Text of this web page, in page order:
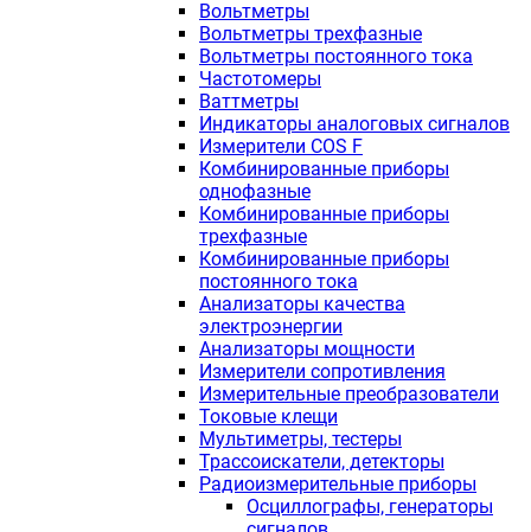
Вольтметры
Вольтметры трехфазные
Вольтметры постоянного тока
Частотомеры
Ваттметры
Индикаторы аналоговых сигналов
Измерители COS F
Комбинированные приборы
однофазные
Комбинированные приборы
трехфазные
Комбинированные приборы
постоянного тока
Анализаторы качества
электроэнергии
Анализаторы мощности
Измерители сопротивления
Измерительные преобразователи
Токовые клещи
Мультиметры, тестеры
Трассоискатели, детекторы
Радиоизмерительные приборы
Осциллографы, генераторы